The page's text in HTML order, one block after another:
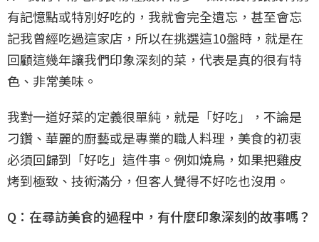
有記憶點或特別好吃的，我就會完全遺忘，甚至會忘
記我曾經吃過這家店，所以在挑選這10盤時，就是在
回顧這幾年讓我們印象深刻的菜，代表是真的很有特
色、非常美味。
我對一道好菜的定義很單純，就是「好吃」，不論是
刁鑽、華麗的廚藝或是專業的職人料理，美食的初衷
必須回歸到「好吃」這件事。例如燒鳥，如果把雞皮
烤到極致、技術滿分，但客人覺得不好吃也沒用。
Q：在尋訪美食的過程中，有什麼印象深刻的故事嗎？